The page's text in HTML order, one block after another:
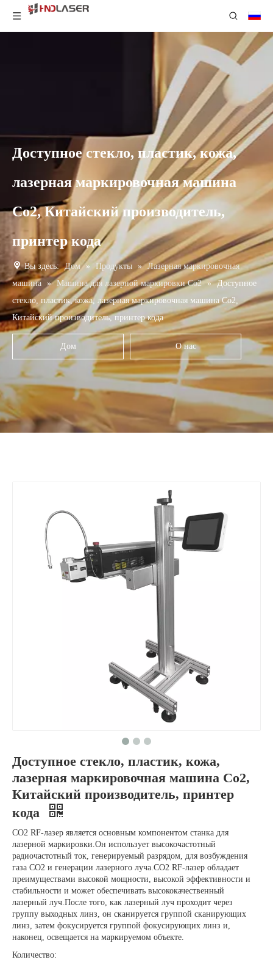
Доступное стекло, пластик, кожа,
лазерная маркировочная машина
Co2, Китайский производитель,
принтер кода
Вы здесь: Дом » Продукты » Лазерная маркировочная
машина » Машина для лазерной маркировки Co2 » Доступное
стекло, пластик, кожа, лазерная маркировочная машина Co2,
Китайский производитель, принтер кода
Дом О нас
Доступное стекло, пластик, кожа,
лазерная маркировочная машина Co2,
Китайский производитель, принтер
кода
CO2 RF-лазер является основным компонентом станка для
лазерной маркировки.Он использует высокочастотный
радиочастотный ток, генерируемый разрядом, для возбуждения
газа CO2 и генерации лазерного луча.CO2 RF-лазер обладает
преимуществами высокой мощности, высокой эффективности и
стабильности и может обеспечивать высококачественный
лазерный луч.После того, как лазерный луч проходит через
группу выходных линз, он сканируется группой сканирующих
линз, затем фокусируется группой фокусирующих линз и,
наконец, освещается на маркируемом объекте.
Количество: